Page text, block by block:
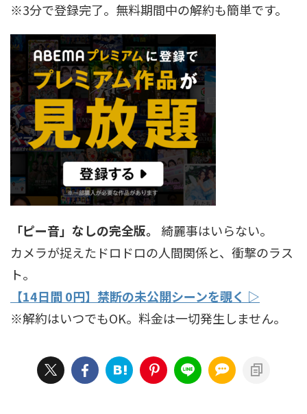
※3分で登録完了。無料期間中の解約も簡単です。
「ピー音」なしの完全版。
綺麗事はいらない。
カメラが捉えたドロドロの人間関係と、衝撃のラス
ト。
【14日間 0円】禁断の未公開シーンを覗く ▷
※解約はいつでもOK。料金は一切発生しません。